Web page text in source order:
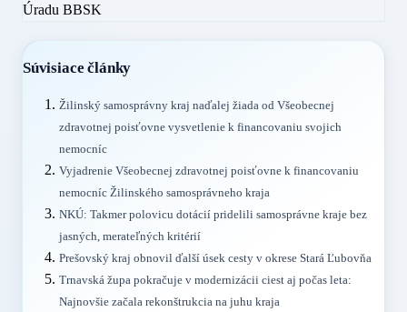
Úradu BBSK
Súvisiace články
Žilinský samosprávny kraj naďalej žiada od Všeobecnej
zdravotnej poisťovne vysvetlenie k financovaniu svojich
nemocníc
Vyjadrenie Všeobecnej zdravotnej poisťovne k financovaniu
nemocníc Žilinského samosprávneho kraja
NKÚ: Takmer polovicu dotácií pridelili samosprávne kraje bez
jasných, merateľných kritérií
Prešovský kraj obnovil ďalší úsek cesty v okrese Stará Ľubovňa
Trnavská župa pokračuje v modernizácii ciest aj počas leta:
Najnovšie začala rekonštrukcia na juhu kraja